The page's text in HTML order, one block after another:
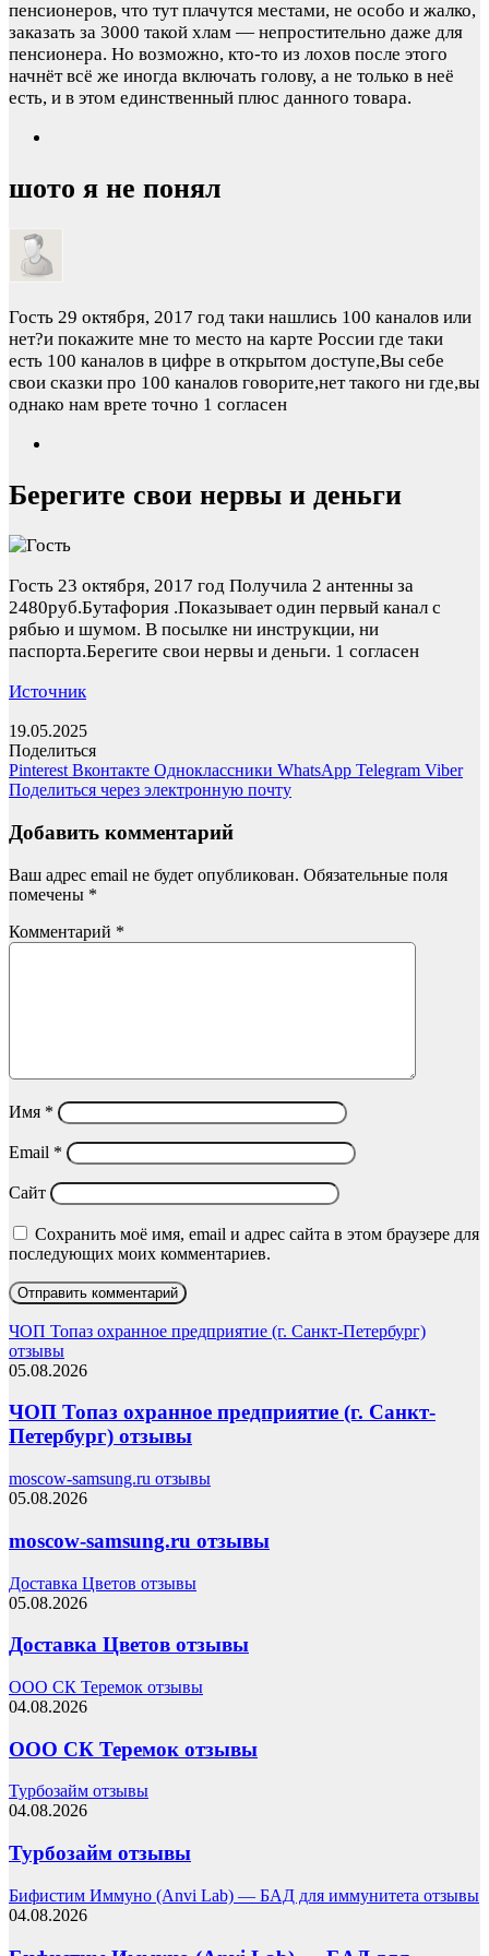
пенсионеров, что тут плачутся местами, не особо и жалко,
заказать за 3000 такой хлам — непростительно даже для
пенсионера. Но возможно, кто-то из лохов после этого
начнёт всё же иногда включать голову, а не только в неё
есть, и в этом единственный плюс данного товара.
шото я не понял
Гость 29 октября, 2017 год таки нашлись 100 каналов или
нет?и покажите мне то место на карте России где таки
есть 100 каналов в цифре в открытом доступе,Вы себе
свои сказки про 100 каналов говорите,нет такого ни где,вы
однако нам врете точно 1 согласен
Берегите свои нервы и деньги
Гость 23 октября, 2017 год Получила 2 антенны за
2480руб.Бутафория .Показывает один первый канал с
рябью и шумом. В посылке ни инструкции, ни
паспорта.Берегите свои нервы и деньги. 1 согласен
Источник
19.05.2025
Поделиться
Pinterest Вконтакте Одноклассники WhatsApp Telegram Viber
Поделиться через электронную почту
Добавить комментарий
Ваш адрес email не будет опубликован. Обязательные поля
помечены *
Комментарий *
Имя *
Email *
Сайт
Сохранить моё имя, email и адрес сайта в этом браузере для
последующих моих комментариев.
ЧОП Топаз охранное предприятие (г. Санкт-Петербург)
отзывы
05.08.2026
ЧОП Топаз охранное предприятие (г. Санкт-
Петербург) отзывы
moscow-samsung.ru отзывы
05.08.2026
moscow-samsung.ru отзывы
Доставка Цветов отзывы
05.08.2026
Доставка Цветов отзывы
ООО СК Теремок отзывы
04.08.2026
ООО СК Теремок отзывы
Турбозайм отзывы
04.08.2026
Турбозайм отзывы
Бифистим Иммуно (Anvi Lab) — БАД для иммунитета отзывы
04.08.2026